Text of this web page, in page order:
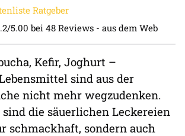
Ratgeber
5.00 bei 48 Reviews - aus dem Web
Kefir, Joghurt –
sind aus der
nicht mehr wegzudenken.
die säuerlichen Leckereien
schmackhaft, sondern auch